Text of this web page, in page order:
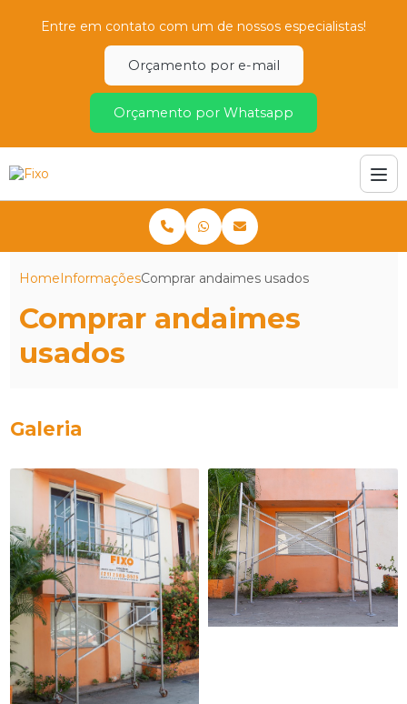
Entre em contato com um de nossos especialistas!
Orçamento por e-mail
Orçamento por Whatsapp
HomeInformaçõesComprar andaimes usados
Comprar andaimes
usados
Galeria